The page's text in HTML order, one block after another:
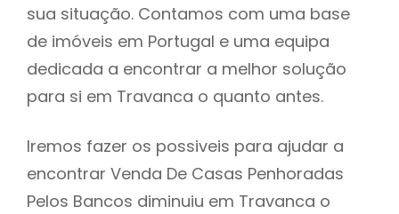
sua situação. Contamos com uma base
de imóveis em Portugal e uma equipa
dedicada a encontrar a melhor solução
para si em Travanca o quanto antes.
Iremos fazer os possiveis para ajudar a
encontrar Venda De Casas Penhoradas
Pelos Bancos diminuiu em Travanca o